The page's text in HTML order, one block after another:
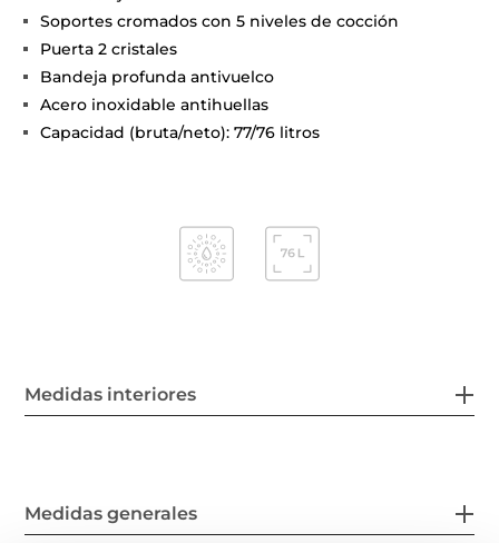
Soportes cromados con 5 niveles de cocción
Puerta 2 cristales
Bandeja profunda antivuelco
Acero inoxidable antihuellas
Capacidad (bruta/neto): 77/76 litros
Medidas interiores
Medidas generales